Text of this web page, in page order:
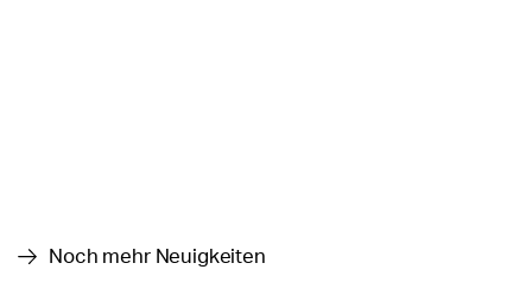
Noch mehr Neuigkeiten